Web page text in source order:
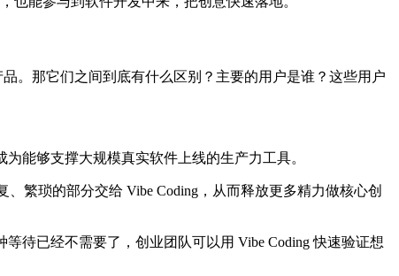
。那它们之间到底有什么区别？主要的用户是谁？这些用户
能够支撑大规模真实软件上线的生产力工具。
繁琐的部分交给 Vibe Coding，从而释放更多精力做核心创
待已经不需要了，创业团队可以用 Vibe Coding 快速验证想